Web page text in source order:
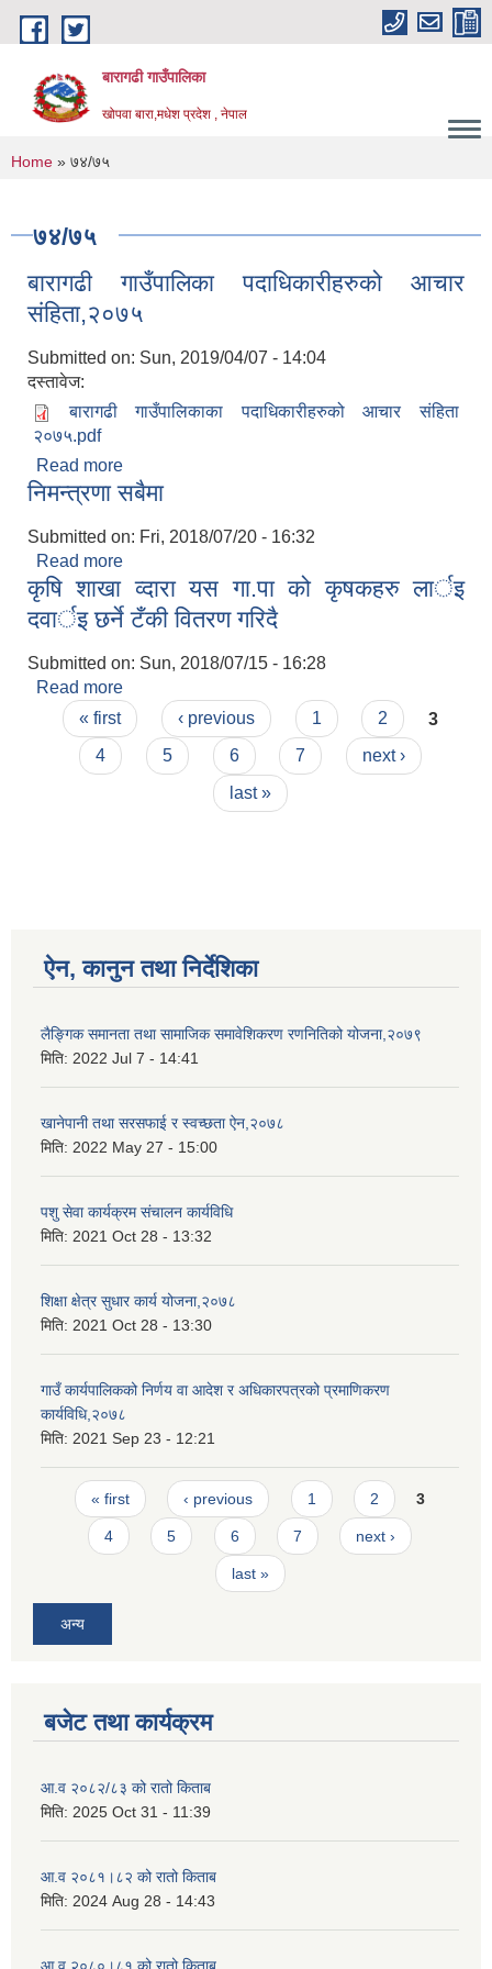
Skip to main content
बारागढी गाउँपालिका
खोपवा बारा,मधेश प्रदेश , नेपाल
You are here
Home » ७४/७५
७४/७५
बारागढी गाउँपालिका पदाधिकारीहरुको आचार
संहिता,२०७५
Submitted on: Sun, 2019/04/07 - 14:04
दस्तावेज:
बारागढी गाउँपालिकाका पदाधिकारीहरुको आचार संहिता
२०७५.pdf
Read more
संहिता,२०७५
निमन्त्रणा सबैमा
Submitted on: Fri, 2018/07/20 - 16:32
Read more
कृषि शाखा व्दारा यस गा‍.पा को कृषकहरु लार्इ
दवार्इ छर्ने टँकी वितरण गरिदै
Submitted on: Sun, 2018/07/15 - 16:28
Read more
दवार्इ छर्ने टँकी वितरण गरिदै
Pages
« first ‹ previous 1 2
3
4
5 6 7
next ›
last »
ऐन, कानुन तथा निर्देशिका
लैङ्गिक समानता तथा सामाजिक समावेशिकरण रणनितिको योजना,२०७९
मिति: 2022 Jul 7 - 14:41
खानेपानी तथा सरसफाई र स्वच्छता ऐन,२०७८
मिति: 2022 May 27 - 15:00
पशु सेवा कार्यक्रम संचालन कार्यविधि
मिति: 2021 Oct 28 - 13:32
शिक्षा क्षेत्र सुधार कार्य योजना,२०७८
मिति: 2021 Oct 28 - 13:30
गाउँ कार्यपालिकको निर्णय वा आदेश र अधिकारपत्रको प्रमाणिकरण
कार्यविधि,२०७८
मिति: 2021 Sep 23 - 12:21
Pages
« first ‹ previous 1 2 3
4 5 6 7 next ›
last »
अन्य
बजेट तथा कार्यक्रम
आ.व २०८२/८३ को रातो किताब
मिति: 2025 Oct 31 - 11:39
आ.व २०८१।८२ को रातो किताब
मिति: 2024 Aug 28 - 14:43